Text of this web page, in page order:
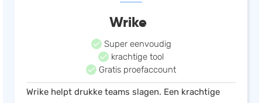
Wrike
Super eenvoudig
krachtige tool
Gratis proefaccount
Wrike helpt drukke teams slagen. Een krachtige